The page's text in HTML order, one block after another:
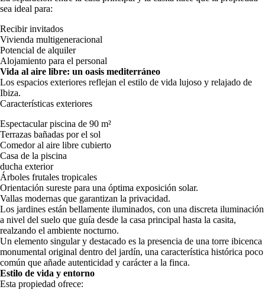
sea ideal para:
Recibir invitados
Vivienda multigeneracional
Potencial de alquiler
Alojamiento para el personal
Vida al aire libre: un oasis mediterráneo
Los espacios exteriores reflejan el estilo de vida lujoso y relajado de
Ibiza.
Características exteriores
Espectacular piscina de 90 m²
Terrazas bañadas por el sol
Comedor al aire libre cubierto
Casa de la piscina
ducha exterior
Árboles frutales tropicales
Orientación sureste para una óptima exposición solar.
Vallas modernas que garantizan la privacidad.
Los jardines están bellamente iluminados, con una discreta iluminación
a nivel del suelo que guía desde la casa principal hasta la casita,
realzando el ambiente nocturno.
Un elemento singular y destacado es la presencia de una torre ibicenca
monumental original dentro del jardín, una característica histórica poco
común que añade autenticidad y carácter a la finca.
Estilo de vida y entorno
Esta propiedad ofrece: